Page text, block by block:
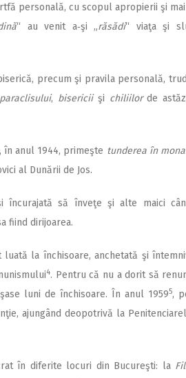
personală, cu scopul apropierii şi
“ au venit a‑şi „răsădi“ viaţa şi
precum şi pravila personală,
paraclisului, bisericiişi chiliilorde
în anul 1944, primeşte tunderea în
al Dunării de Jos.
să înveţe şi alte maici
fiind dirijoarea.
la închisoare, anchetată şi
4. Pentru că nu a dorit să
luni de închisoare. În anul 19595,
ajungând deopotrivă la
în diferite locuri din Bucureşti: la